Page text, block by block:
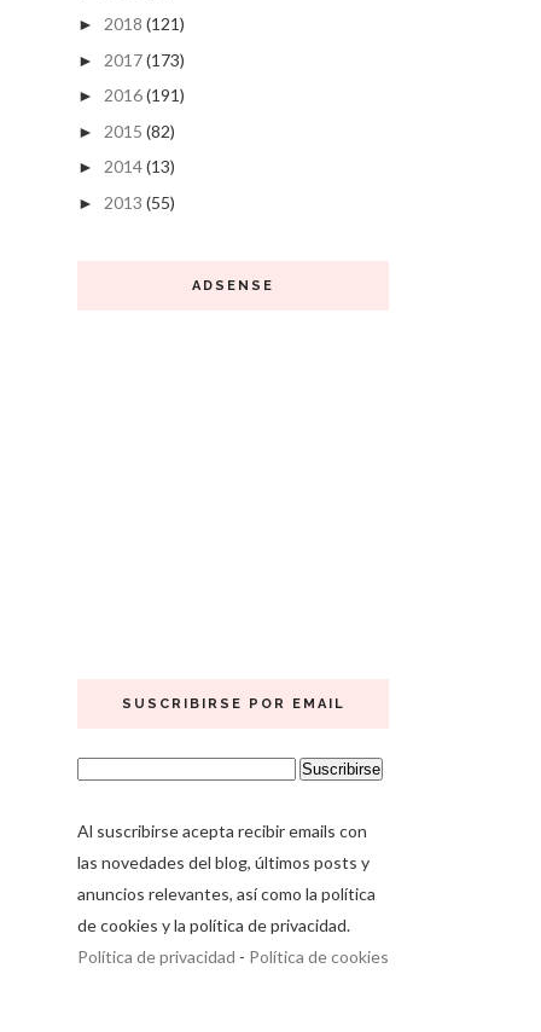
► 2018 (121)
► 2017(173)
► 2016(191)
► 2015 (82)
► 2014(13)
► 2013 (55)
ADSENSE
SUSCRIBIRSE POR EMAIL
Al suscribirse acepta recibir emails con
las novedades del blog, últimos posts y
anuncios relevantes, así como la política
de cookies y la política de privacidad.
Política de privacidad - Política de cookies